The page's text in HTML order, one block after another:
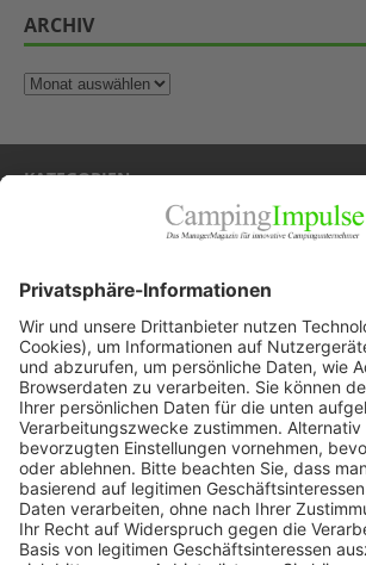
ARCHIV
KATEGORIEN
Firmenporträts
Panorama
Produkte
Ratgeber
Weitblick